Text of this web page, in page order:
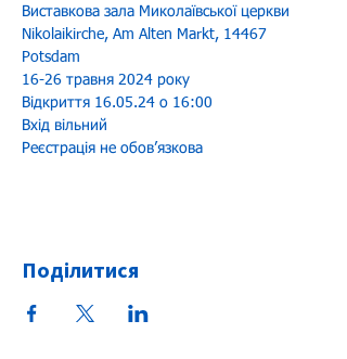
Виставкова зала Миколаївської церкви
Nikolaikirche, Am Alten Markt, 14467
Potsdam
16-26 травня 2024 року
Відкриття 16.05.24 о 16:00
Вхід вільний
Реєстрація не обов’язкова
Поділитися